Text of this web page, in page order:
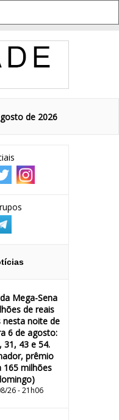
de 2026
Mega-Sena
de reais
noite de
6 de agosto:
31, 43 e 54.
prêmio
165 milhões
26 - 21h06